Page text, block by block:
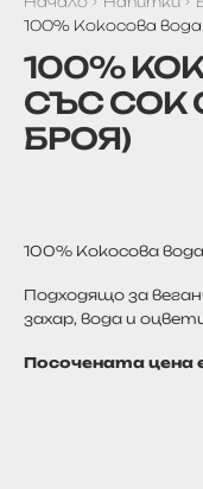
100% Кокосова
100%
СЪС СОК
БРОЯ)
100% Кокосова
Подходящо за
захар, вода и
Посочената цена